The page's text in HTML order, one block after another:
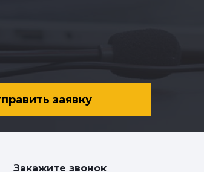
заявку
Закажите звонок